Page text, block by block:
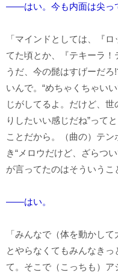
――はい。今も内面は尖っ
「マインドとしては、『
てた頃とか、『テキーラ！
うだ、今の髭はすげーだろ
いんで。“めちゃくちゃい
じがしてるよ。だけど、
りしたいい感じだね”って
ことだから。（曲の）テ
き“メロウだけど、ざらつ
が言ってたのはそういうこ
――はい。
「みんなで（体を動かし
とやらなくてもみんなき
て。そこで（こっちも）ア